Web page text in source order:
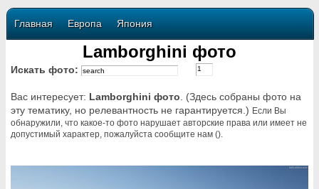
Главная Европа Япония
Lamborghini фото
Искать фото:
Вас интересует: Lamborghini фото . (Здесь собраны фото на
эту тематику, но релевантность не гарантируется.) Если Вы
обнаружили, что какое-то фото нарушает авторские права или имеет не
допустимый характер, пожалуйста сообщите нам ().